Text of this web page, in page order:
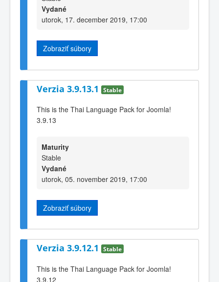
Vydané
utorok, 17. december 2019, 17:00
Zobraziť súbory
Verzia 3.9.13.1 Stable
This is the Thai Language Pack for Joomla!
3.9.13
Maturity
Stable
Vydané
utorok, 05. november 2019, 17:00
Zobraziť súbory
Verzia 3.9.12.1 Stable
This is the Thai Language Pack for Joomla!
3.9.12